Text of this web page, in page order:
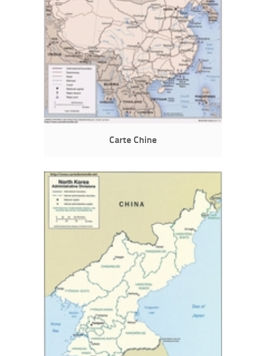
Carte Chine